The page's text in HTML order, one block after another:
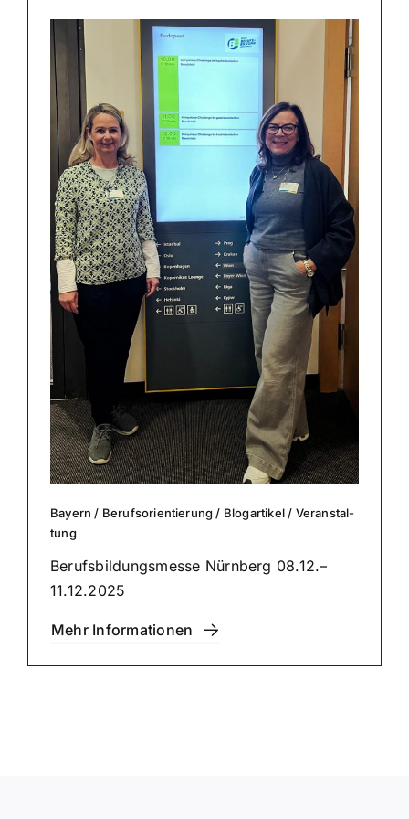
Bayern / Berufs­ori­en­tie­rung / Blog­ar­ti­kel / Ver­an­stal­
tung
Berufs­bil­dungs­mes­se Nürnberg 08.12.–
11.12.2025
Mehr Infor­ma­tio­nen